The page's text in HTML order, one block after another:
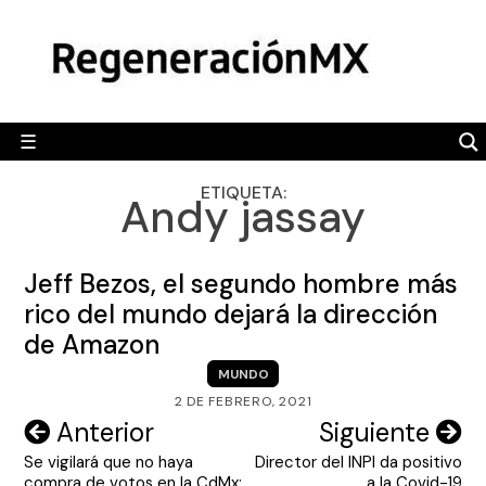
content
☰
POLÍTICA
CAMALEÓN
OPINIÓN
ENGLISH SECTION
ETIQUETA:
Andy jassay
Jeff Bezos, el segundo hombre más
rico del mundo dejará la dirección
de Amazon
MUNDO
2 DE FEBRERO, 2021
Navegación
de
Anterior
Se vigilará que no haya
Siguiente
Director del INPI da positivo